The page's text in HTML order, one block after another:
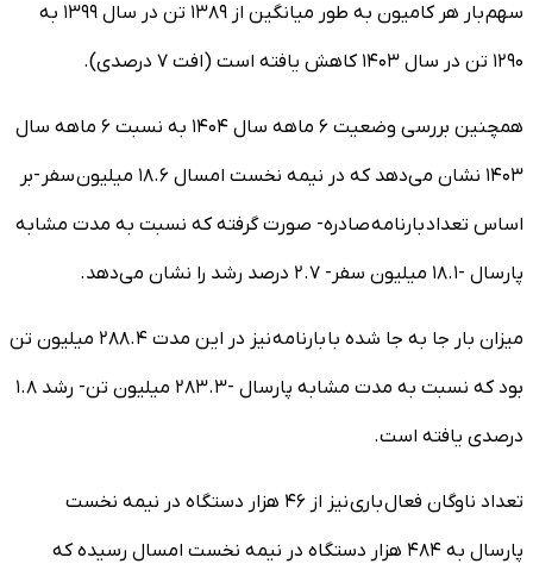
سهم بار هر کامیون به طور میانگین از ۱۳۸۹ تن در سال ۱۳۹۹ به
۱۲۹۰ تن در سال ۱۴۰۳ کاهش یافته است (افت ۷ درصدی).
همچنین بررسی وضعیت ۶ ماهه سال ۱۴۰۴ به نسبت ۶ ماهه سال
۱۴۰۳ نشان می‌دهد که در نیمه نخست امسال ۱۸.۶ میلیون سفر -بر
اساس تعداد بارنامه صادره- صورت گرفته که نسبت به مدت مشابه
پارسال -۱۸.۱ میلیون سفر- ۲.۷ درصد رشد را نشان می‌دهد.
میزان بار جا به جا شده با بارنامه نیز در این مدت ۲۸۸.۴ میلیون تن
بود که نسبت به مدت مشابه پارسال -۲۸۳.۳ میلیون تن- رشد ۱.۸
درصدی یافته است.
تعداد ناوگان فعال باری نیز از ۴۶ هزار دستگاه در نیمه نخست
پارسال به ۴۸۴ هزار دستگاه در نیمه نخست امسال رسیده که